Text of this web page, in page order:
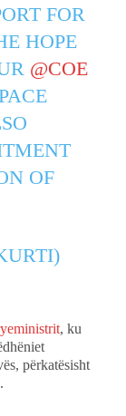
FOR
HOPE
@COE
OF
, ku
përkatësisht